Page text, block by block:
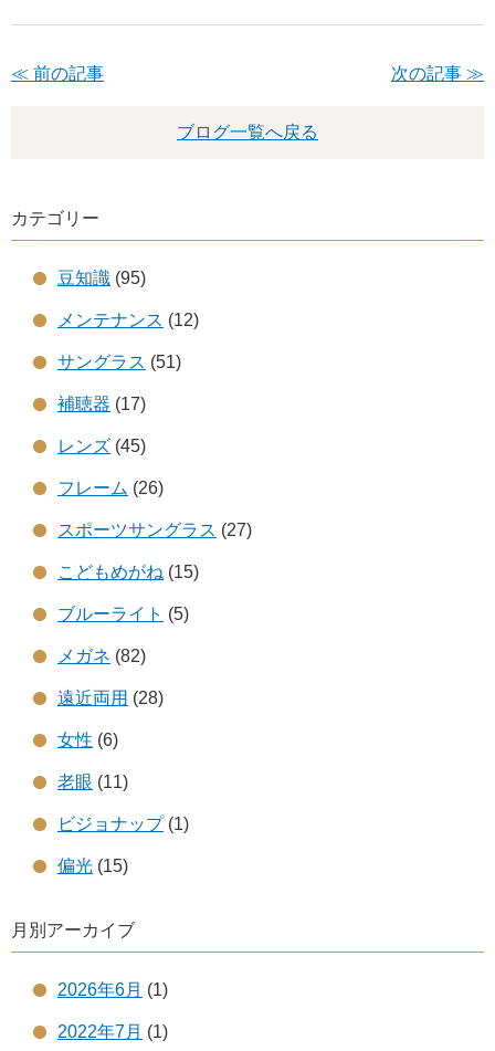
≪ 前の記事 次の記事 ≫
ブログ一覧へ戻る
カテゴリー
豆知識 (95)
メンテナンス (12)
サングラス (51)
補聴器 (17)
レンズ (45)
フレーム (26)
スポーツサングラス (27)
こどもめがね (15)
ブルーライト (5)
メガネ (82)
遠近両用 (28)
女性 (6)
老眼 (11)
ビジョナップ(1)
偏光 (15)
月別アーカイブ
2026年6月 (1)
2022年7月 (1)